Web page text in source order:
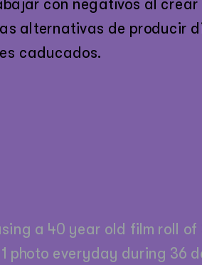
con negativos al
alternativas de producir
caducados.
a 40 year old film roll of
photo everyday during 36